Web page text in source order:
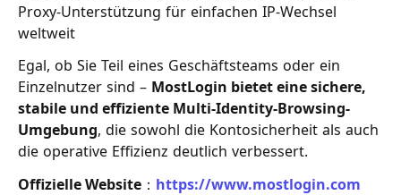
Proxy-Unterstützung für einfachen IP-Wechsel
weltweit
Egal, ob Sie Teil eines Geschäftsteams oder ein
Einzelnutzer sind – MostLogin bietet eine sichere,
stabile und effiziente Multi-Identity-Browsing-
Umgebung, die sowohl die Kontosicherheit als auch
die operative Effizienz deutlich verbessert.
Offizielle Website ： https://www.mostlogin.com